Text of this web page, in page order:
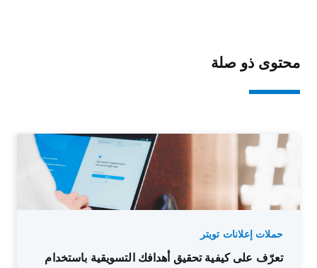
محتوى ذو صلة
حملات إعلانات تويتر
تعرّف على كيفية تحقيق أهدافك التسويقية باستخدام